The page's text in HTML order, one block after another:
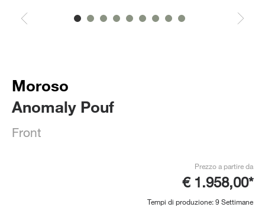
Moroso
Anomaly Pouf
Front
Prezzo a partire da
€ 1.958,00*
Tempi di produzione: 9 Settimane